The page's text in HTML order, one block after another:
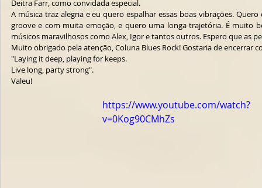
Deitra Farr, como convidada especial.
A música traz alegria e eu quero espalhar essas boas vibrações.
groove e com muita emoção, e quero uma longa trajetória. É muito
músicos maravilhosos como Alex, Igor e tantos outros. Espero que as
Muito obrigado pela atenção, Coluna Blues Rock! Gostaria de encerrar
"Laying it deep, playing for keeps.
Live long, party strong".
Valeu!
https://www.youtube.com/watch?
v=0Kog90CMhZs